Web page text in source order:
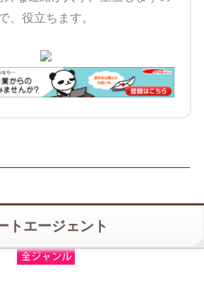
、役立ちます。
エージェント